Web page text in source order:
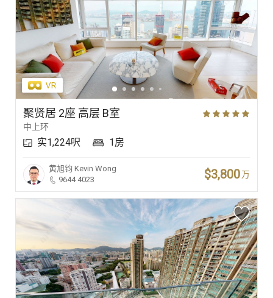
聚贤居 2座 高层 B室
中上环
实1,224呎 1房
黄旭钧 Kevin Wong
9644 4023
$3,800万